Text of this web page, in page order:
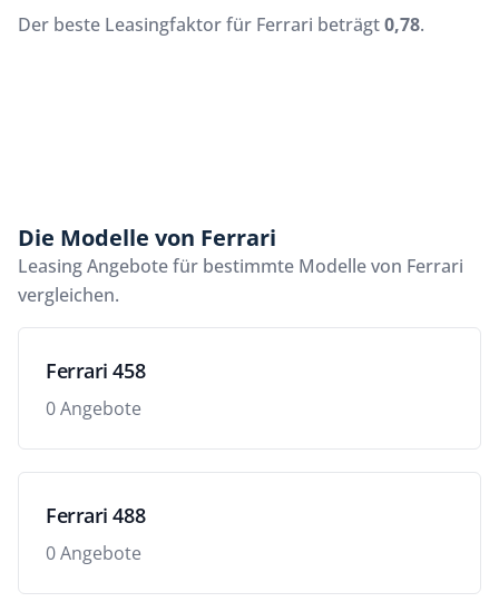
Der beste Leasingfaktor für Ferrari beträgt0,78.
Die Modelle von Ferrari
Leasing Angebote für bestimmte Modelle von Ferrari
vergleichen.
Ferrari 458
0 Angebote
Ferrari 488
0 Angebote